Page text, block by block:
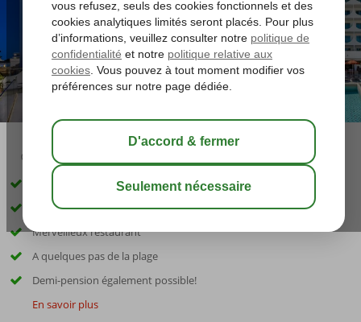
02:30 sauver
Situé à Playa de Palma
Piscine rafraîchissante
Merveilleux restaurant
A quelques pas de la plage
Demi-pension également possible!
En savoir plus